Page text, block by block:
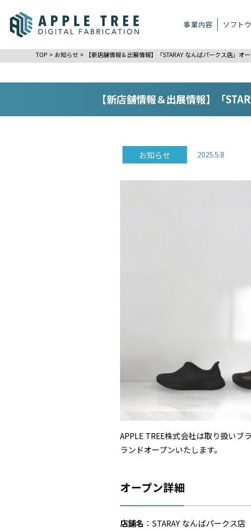
事業内容 ソフト
TOP > お知らせ > 【新店舗情報＆出展情報】「STARAY なんばパークス店」オ
【新店舗情報＆出展情報】「
お知らせ 2025.5.8
APPLE TREE株式会社は取り扱いブ
ランドオープンいたします。
オープン詳細
店舗名 ：STARAY なんばパークス店